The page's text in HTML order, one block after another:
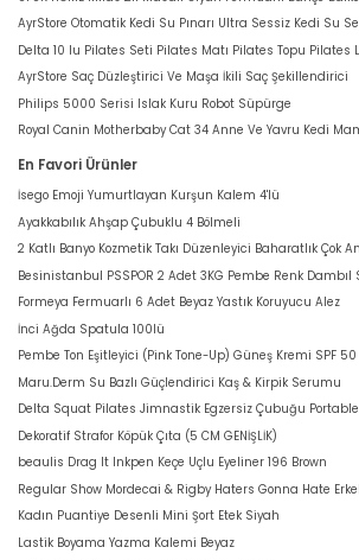
AyrStore Otomatik Kedi Su Pınarı Ultra Sessiz Kedi Su
Delta 10 lu Pilates Seti Pilates Matı Pilates Topu Pilates
AyrStore Saç Düzleştirici Ve Maşa İkili Saç Şekillendirici
Philips 5000 Serisi Islak Kuru Robot Süpürge
Royal Canin Motherbaby Cat 34 Anne Ve Yavru Kedi
En Favori Ürünler
İsego Emoji Yumurtlayan Kurşun Kalem 4'lü
Ayakkabılık Ahşap Çubuklu 4 Bölmeli
2 Katlı Banyo Kozmetik Takı Düzenleyici Baharatlık Çok
Besinistanbul PSSPOR 2 Adet 3KG Pembe Renk Dambıl
Formeya Fermuarlı 6 Adet Beyaz Yastık Koruyucu Alez
İnci Ağda Spatula 100lü
Pembe Ton Eşitleyici (Pink Tone-Up) Güneş Kremi SPF 50
Maru.Derm Su Bazlı Güçlendirici Kaş & Kirpik Serumu
Delta Squat Pilates Jimnastik Egzersiz Çubuğu
Dekoratif Strafor Köpük Çıta (5 CM GENİŞLİK)
beaulis Drag It Inkpen Keçe Uçlu Eyeliner 196 Brown
Regular Show Mordecai & Rigby Haters Gonna Hate
Kadın Puantiye Desenli Mini Şort Etek Siyah
Lastik Boyama Yazma Kalemi Beyaz